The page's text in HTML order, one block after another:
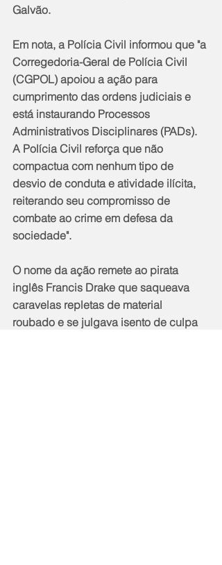
Galvão.
Em nota, a Polícia Civil informou que "a
Corregedoria-Geral de Polícia Civil
(CGPOL) apoiou a ação para
cumprimento das ordens judiciais e
está instaurando Processos
Administrativos Disciplinares (PADs).
A Polícia Civil reforça que não
compactua com nenhum tipo de
desvio de conduta e atividade ilícita,
reiterando seu compromisso de
combate ao crime em defesa da
sociedade".
O nome da ação remete ao pirata
inglês Francis Drake que saqueava
caravelas repletas de material
roubado e se julgava isento de culpa